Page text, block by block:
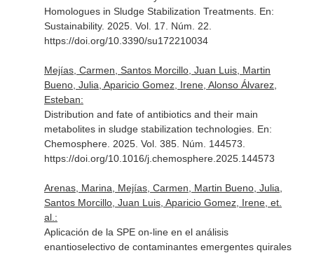
Homologues in Sludge Stabilization Treatments. En:
Sustainability. 2025. Vol. 17. Núm. 22.
https://doi.org/10.3390/su172210034
Mejías, Carmen, Santos Morcillo, Juan Luis, Martin
Bueno, Julia, Aparicio Gomez, Irene, Alonso Álvarez,
Esteban:
Distribution and fate of antibiotics and their main
metabolites in sludge stabilization technologies. En:
Chemosphere. 2025. Vol. 385. Núm. 144573.
https://doi.org/10.1016/j.chemosphere.2025.144573
Arenas, Marina, Mejías, Carmen, Martin Bueno, Julia,
Santos Morcillo, Juan Luis, Aparicio Gomez, Irene, et.
al.:
Aplicación de la SPE on-line en el análisis
enantioselectivo de contaminantes emergentes quirales